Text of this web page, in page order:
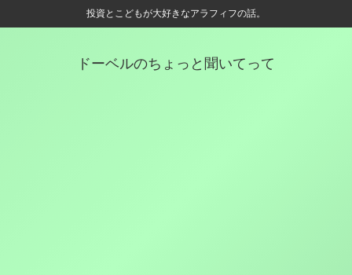
投資とこどもが大好きなアラフィフの話。
ドーベルのちょっと聞いてって